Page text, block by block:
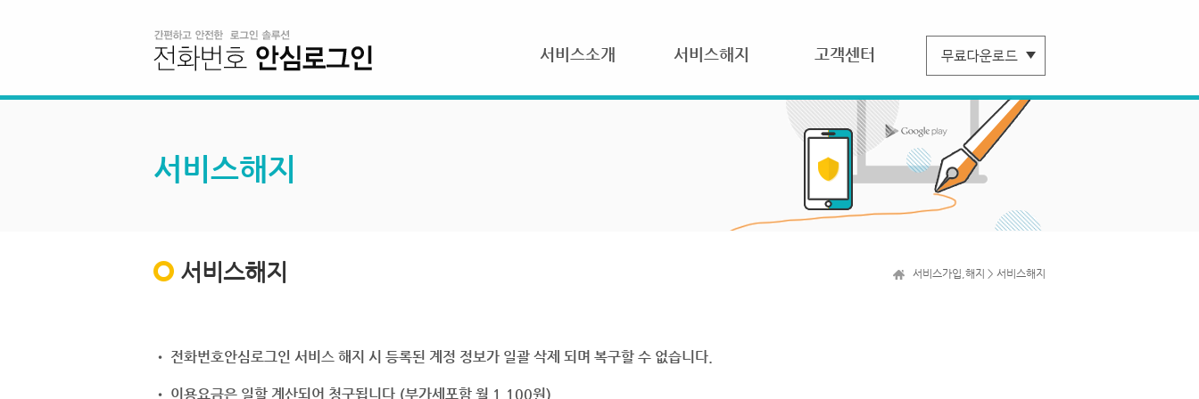
서비스소개 서비스해지 고객센터
서비스해지
서비스해지 서비스가입,해지 > 서비스해지
• 전화번호안심로그인 서비스 해지 시 등록된 계정 정보가 일괄 삭제 되며 복구할 수 없습니다.
• 이용요금은 일할 계산되어 청구됩니다.(부가세포함 월 1,100원)